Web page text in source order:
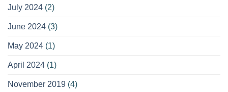
July 2024 (2)
June 2024 (3)
May 2024 (1)
April 2024 (1)
November 2019 (4)